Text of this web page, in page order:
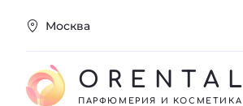
Москва
ORENTAL
ПАРФЮМЕРИЯ И КОСМЕТИКА